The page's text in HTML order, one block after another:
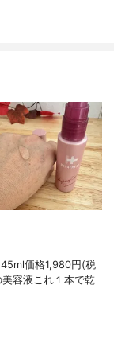
価格1,980円(税
容液これ１本で乾